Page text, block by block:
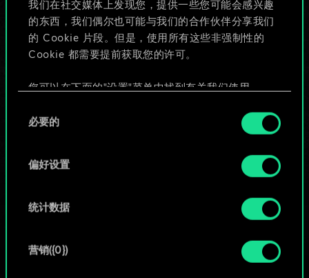
我们在社交媒体上发现您，提供一些您可能会感兴趣
的东西，我们偶尔也可能与我们的合作伙伴分享我们
的 Cookie 片段。但是，使用所有这些非强制性的
Cookie 都需要提前获取您的许可。
您可以在下面的"设置"菜单中找到有关我们使用
好。一旦您了解了其中的内容并准备好继续，请点
必要的
偏好设置
统计数据
营销({0})
给牌组命名并撰写攻略
编辑牌组